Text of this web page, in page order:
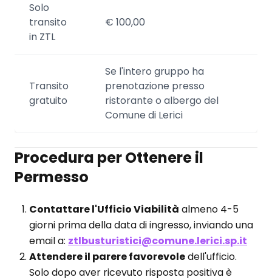
Solo
transito
in ZTL
€ 100,00
Transito
gratuito
Se l'intero gruppo ha
prenotazione presso
ristorante o albergo del
Comune di Lerici
Procedura per Ottenere il
Permesso
Contattare l'Ufficio Viabilità almeno 4-5
giorni prima della data di ingresso, inviando una
email a: ztlbusturistici@comune.lerici.sp.it
Attendere il parere favorevoledell'ufficio.
Solo dopo aver ricevuto risposta positiva è